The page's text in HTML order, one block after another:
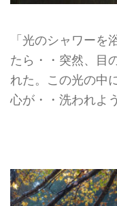
「光のシャワー
たら・・突然、目
れた。この光の中
心が・・洗われよ